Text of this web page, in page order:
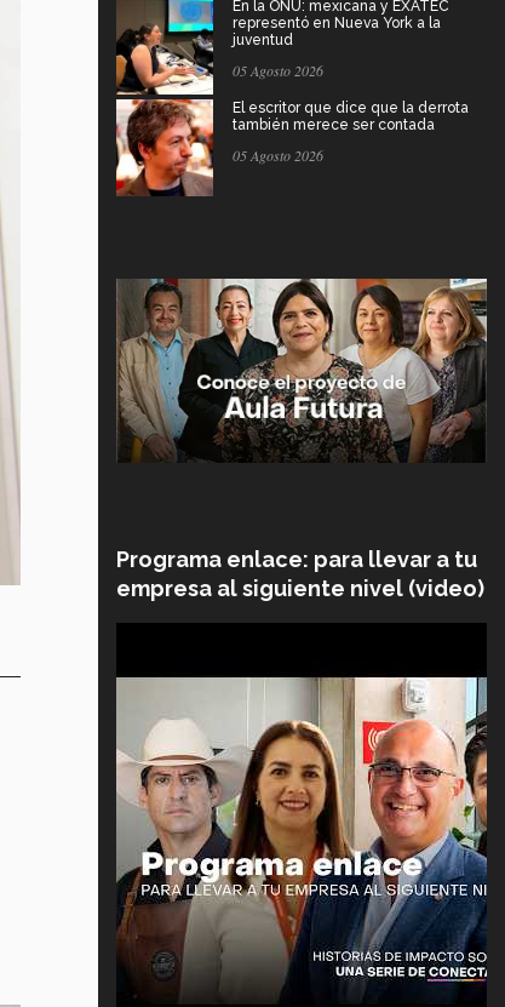
En la ONU: mexicana y EXATEC
representó en Nueva York a la
juventud
05 Agosto 2026
El escritor que dice que la derrota
también merece ser contada
05 Agosto 2026
Programa enlace: para llevar a tu
empresa al siguiente nivel (video)